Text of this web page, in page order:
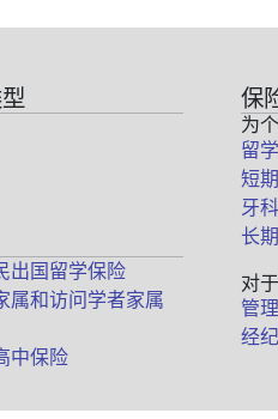
出国留学保险
属和访问学者家属
中保险
保
为
留
短
牙
长
对
管
经